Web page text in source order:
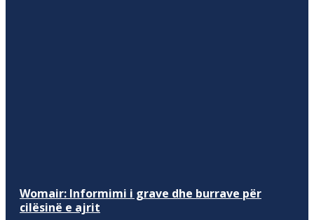
Womair: Informimi i grave dhe burrave për
cilësinë e ajrit